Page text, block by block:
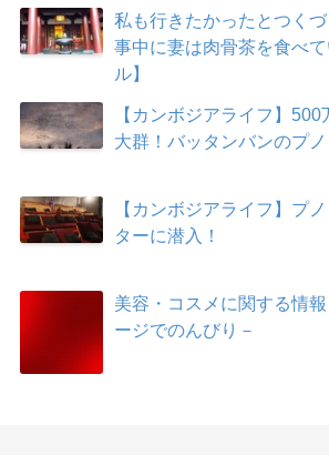
私も行きたかったとつく
事中に妻は肉骨茶を食べ
ル】
【カンボジアライフ】
大群！バッタンバンのプ
【カンボジアライフ】プ
ターに潜入！
美容・コスメに関する情
ージでのんびり－